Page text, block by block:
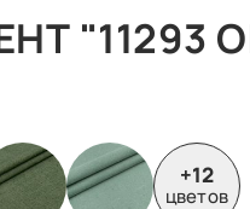
"11293
+12
цветов